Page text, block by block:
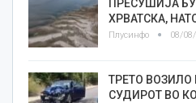
ПРЕСУШИЈА
ХРВАТСКА,
Плусинфо 08/
ТРЕТО
СУДИРОТ ВО